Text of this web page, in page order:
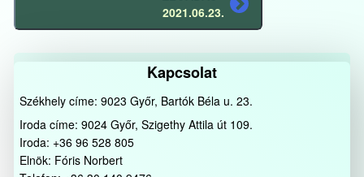
Következő
bejegyzés
2021.06.23.
Kapcsolat
Székhely címe: 9023 Győr, Bartók Béla u. 23.
Iroda címe: 9024 Győr, Szigethy Attila út 109.
Iroda: +36 96 528 805
Elnök: Fóris Norbert